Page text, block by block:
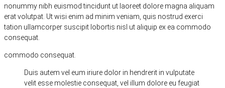
nonummy nibh euismod tincidunt ut laoreet dolore magna aliquam
erat volutpat. Ut wisi enim ad minim veniam, quis nostrud exerci
tation ullamcorper suscipit lobortis nisl ut aliquip ex ea commodo
consequat.
commodo consequat.
Duis autem vel eum iriure dolor in hendrerit in vulputate
velit esse molestie consequat, vel illum dolore eu feugiat